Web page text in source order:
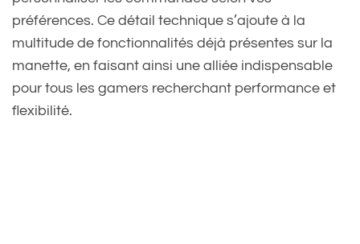
préférences. Ce détail technique s’ajoute à la
multitude de fonctionnalités déjà présentes sur la
manette, en faisant ainsi une alliée indispensable
pour tous les gamers recherchant performance et
flexibilité.